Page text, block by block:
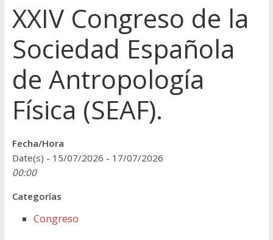
XXIV Congreso de la
Sociedad Española
de Antropología
Física (SEAF).
Fecha/Hora
Date(s) - 15/07/2026 - 17/07/2026
00:00
Categorías
Congreso